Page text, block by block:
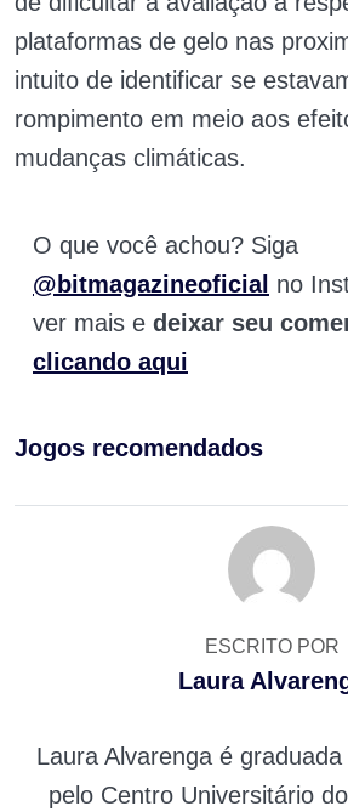
plataformas de gelo nas
intuito de identificar se
rompimento em meio aos
mudanças climáticas.
O que você achou? Siga
@bitmagazineoficial no
ver mais e deixar seu
clicando aqui
Jogos recomendados
ESCRITO POR
Laura
Laura Alvarenga é
pelo Centro Universitário